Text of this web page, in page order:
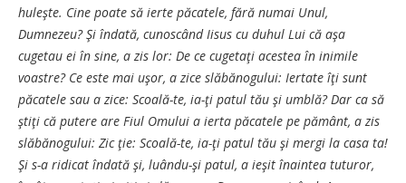
huleşte. Cine poate să ierte păcatele, fără numai Unul,
Dumnezeu? Şi îndată, cunoscând Iisus cu duhul Lui că aşa
cugetau ei în sine, a zis lor: De ce cugetaţi acestea în inimile
voastre? Ce este mai uşor, a zice slăbănogului: Iertate îţi sunt
păcatele sau a zice: Scoală-te, ia-ţi patul tău şi umblă? Dar ca să
ştiţi că putere are Fiul Omului a ierta păcatele pe pământ, a zis
slăbănogului: Zic ţie: Scoală-te, ia-ţi patul tău şi mergi la casa ta!
Şi s-a ridicat îndată şi, luându-şi patul, a ieşit înaintea tuturor,